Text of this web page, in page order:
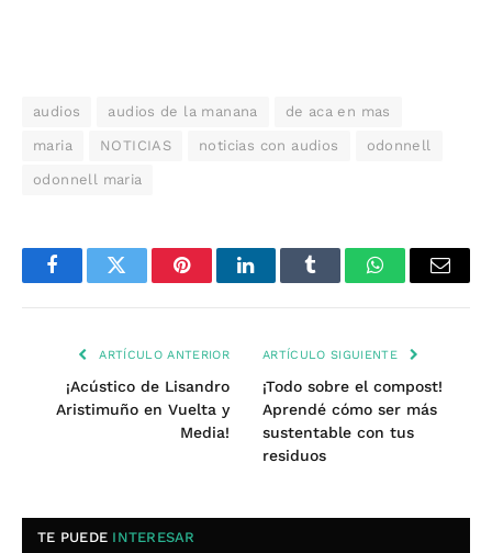
audios audios de la manana de aca en mas
maria NOTICIAS noticias con audios odonnell
odonnell maria
FacebookTwitter PinterestLinkedInTumblr WhatsAppEmail
ARTÍCULO ANTERIOR
¡Acústico de Lisandro
Aristimuño en Vuelta y
Media!
ARTÍCULO SIGUIENTE
¡Todo sobre el compost!
Aprendé cómo ser más
sustentable con tus
residuos
TE PUEDE INTERESAR